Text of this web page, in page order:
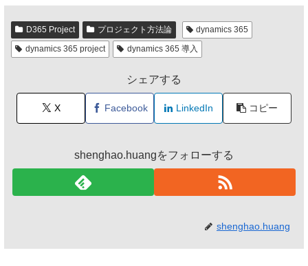
D365 Project プロジェクト方法論
dynamics 365
dynamics 365 project
dynamics 365 導入
シェアする
X Facebook LinkedIn コピー
shenghao.huangをフォローする
shenghao.huang